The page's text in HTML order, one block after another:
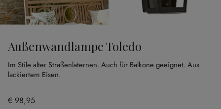
Außenwandlampe Toledo
Im Stile alter Straßenlaternen. Auch für Balkone geeignet. Aus
lackiertem Eisen.
€ 98,95